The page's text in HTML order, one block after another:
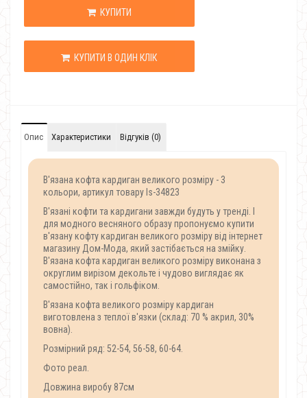
КУПИТИ
КУПИТИ В ОДИН КЛІК
Опис Характеристики Відгуків (0)
В'язана кофта кардиган великого розміру - 3
кольори, артикул товару Is-34823
В'язані кофти та кардигани завжди будуть у тренді. І
для модного весняного образу пропонуємо купити
в'язану кофту кардиган великого розміру від інтернет
магазину Дом-Мода, який застібається на змійку.
В'язана кофта кардиган великого розміру виконана з
округлим вирізом декольте і чудово виглядає як
самостійно, так і гольфіком.
В'язана кофта великого розміру кардиган
виготовлена з теплої в'язки (склад: 70 % акрил, 30%
вовна).
Розмірний ряд: 52-54, 56-58, 60-64.
Фото реал.
Довжина виробу 87см